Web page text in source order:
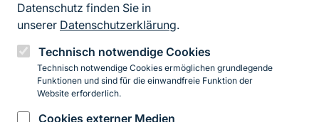
Datenschutz finden Sie in
unserer Datenschutzerklärung.
Technisch notwendige Cookies
Technisch notwendige Cookies ermöglichen grundlegende
Funktionen und sind für die einwandfreie Funktion der
Website erforderlich.
Cookies externer Medien
Erklärung zur Barrierefreiheit
Impressum
Datenschutz